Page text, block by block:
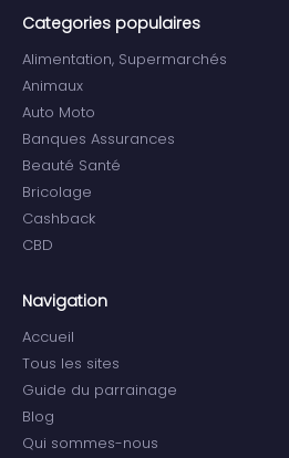
Categories populaires
Alimentation, Supermarchés
Animaux
Auto Moto
Banques Assurances
Beauté Santé
Bricolage
Cashback
CBD
Navigation
Accueil
Tous les sites
Guide du parrainage
Blog
Qui sommes-nous